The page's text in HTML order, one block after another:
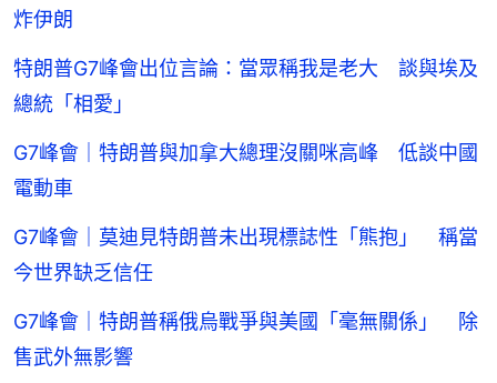
炸伊朗
特朗普G7峰會出位言論：當眾稱我是老大 談與埃及
總統「相愛」
G7峰會｜特朗普與加拿大總理沒關咪高峰 低談中國
電動車
G7峰會｜莫迪見特朗普未出現標誌性「熊抱」 稱當
今世界缺乏信任
G7峰會｜特朗普稱俄烏戰爭與美國「毫無關係」 除
售武外無影響